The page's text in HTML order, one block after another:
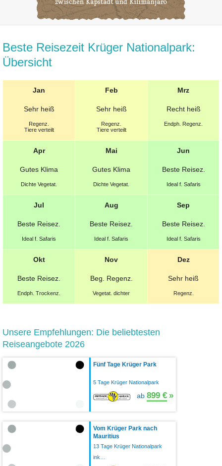
Beste Reisezeit Krüger Nationalpark:
Übersicht
Jan
Sehr heiß
Regenz.
Tiere verteilt
Feb
Sehr heiß
Regenz.
Tiere verteilt
Mrz
Recht heiß
Endph. Regenz.
Apr
Gutes Klima
Dichte Vegetat.
Mai
Gutes Klima
Dichte Vegetat.
Jun
Beste Reisez.
Ideal f. Safaris
Jul
Beste Reisez.
Ideal f. Safaris
Aug
Beste Reisez.
Ideal f. Safaris
Sep
Beste Reisez.
Ideal f. Safaris
Okt
Beste Reisez.
Endph. Trockenz.
Nov
Beg. Regenz.
Vegetat. dichter
Dez
Sehr heiß
Regenz.
Unsere Empfehlungen: Die beliebtesten
Reiseangebote 2026
Fünf Tage Krüger Park
5 Tage Krüger Nationalpark
ab 899 € »
Vom Krüger Park nach
Mauritius
13 Tage Krüger Nationalpark
ink…